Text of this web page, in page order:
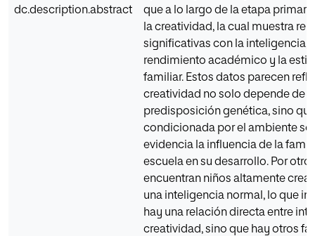
dc.description.abstract
que a lo largo de la etapa
la creatividad, la cual muestra
significativas con la inteligencia,
rendimiento académico y la
familiar. Estos datos parecen
creatividad no solo depende de
predisposición genética, sino
condicionada por el ambiente
evidencia la influencia de la
escuela en su desarrollo. Por otro
encuentran niños altamente
una inteligencia normal, lo que
hay una relación directa entre
creatividad, sino que hay otros